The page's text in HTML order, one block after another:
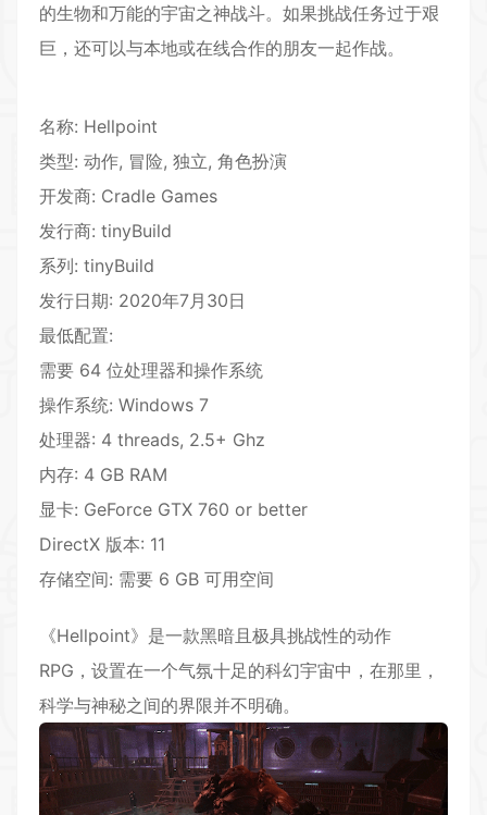
的生物和万能的宇宙之神战斗。如果挑战任务过于艰
巨，还可以与本地或在线合作的朋友一起作战。
名称: Hellpoint
类型: 动作, 冒险, 独立, 角色扮演
开发商: Cradle Games
发行商: tinyBuild
系列: tinyBuild
发行日期: 2020年7月30日
最低配置:
需要 64 位处理器和操作系统
操作系统: Windows 7
处理器: 4 threads, 2.5+ Ghz
内存: 4 GB RAM
显卡: GeForce GTX 760 or better
DirectX 版本: 11
存储空间: 需要 6 GB 可用空间
《Hellpoint》是一款黑暗且极具挑战性的动作
RPG，设置在一个气氛十足的科幻宇宙中，在那里，
科学与神秘之间的界限并不明确。